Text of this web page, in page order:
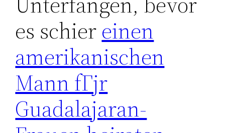
es schiereinen
amerikanischen
Mann fГјr
Guadalajaran-